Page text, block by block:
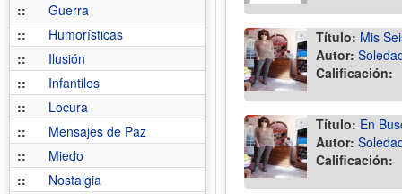
::
Guerra
::
Humorísticas
::
Ilusión
::
Infantiles
::
Locura
::
Mensajes de Paz
::
Miedo
::
Nostalgia
Título: Mis
Autor:
Calificación:
Título: En
Autor:
Calificación: